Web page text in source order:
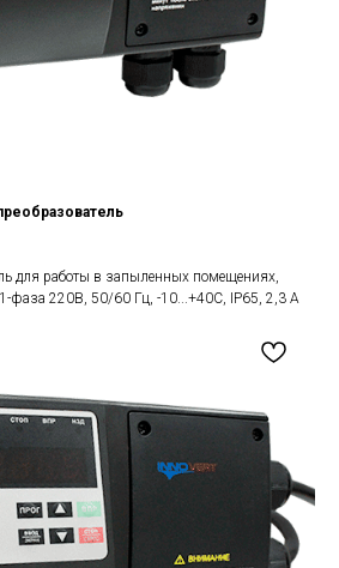
для работы в запыленных помещениях,
фаза 220В, 50/60 Гц, -10...+40С, IP65, 2,3 А